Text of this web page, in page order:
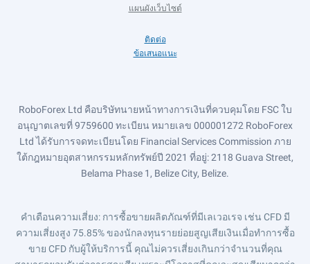
แผนผังเว็บไซต์
ติดต่อ
ข้อเสนอแนะ
RoboForex Ltd คือบริษัทนายหน้าทางการเงินที่ควบคุมโดย FSC ใบ
อนุญาตเลขที่ 9759600 ทะเบียน หมายเลข 000001272 RoboForex
Ltd ได้รับการจดทะเบียนโดย Financial Services Commission ภาย
ใต้กฎหมายอุตสาหกรรมหลักทรัพย์ปี 2021 ที่อยู่: 2118 Guava Street,
Belama Phase 1, Belize City, Belize.
คำเตือนความเสี่ยง: การซื้อขายผลิตภัณฑ์ที่มีเลเวอเรจ เช่น CFD มี
ความเสี่ยงสูง 75.85% ของนักลงทุนรายย่อยสูญเสียเงินเมื่อทำการซื้อ
ขาย CFD กับผู้ให้บริการนี้ คุณไม่ควรเสี่ยงเกินกว่าจำนวนที่คุณ